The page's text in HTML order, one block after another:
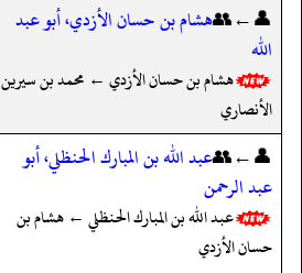
👤←👥هشام بن حسان الأزدي، أبو عبد
الله
هشام بن حسان الأزدي ← محمد بن سيرين
الأنصاري
👤←👥عبد الله بن المبارك الحنظلي، أبو
عبد الرحمن
عبد الله بن المبارك الحنظلي ← هشام بن
حسان الأزدي